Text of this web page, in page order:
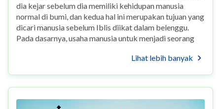
dia kejar sebelum dia memiliki kehidupan manusia
normal di bumi, dan kedua hal ini merupakan tujuan yang
dicari manusia sebelum Iblis diikat dalam belenggu.
Pada dasarnya, usaha manusia untuk menjadi seorang
Lihat lebih banyak